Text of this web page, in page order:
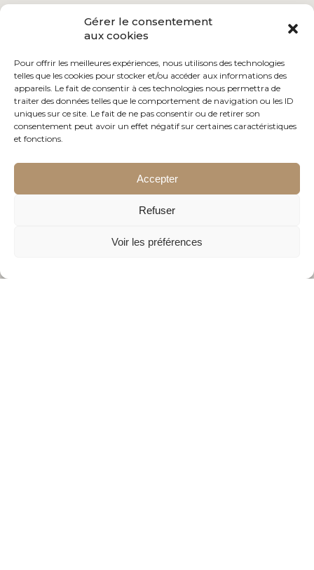
Gérer le consentement
aux cookies
Pour offrir les meilleures expériences, nous utilisons des technologies
telles que les cookies pour stocker et/ou accéder aux informations des
appareils. Le fait de consentir à ces technologies nous permettra de
traiter des données telles que le comportement de navigation ou les ID
uniques sur ce site. Le fait de ne pas consentir ou de retirer son
consentement peut avoir un effet négatif sur certaines caractéristiques
et fonctions.
Accepter
Refuser
Voir les préférences